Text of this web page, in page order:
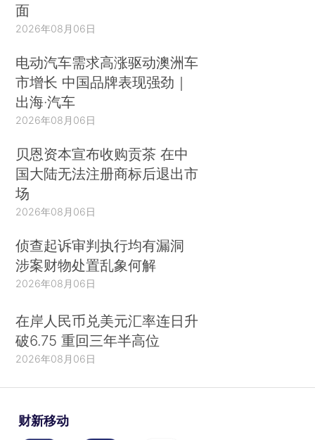
面
2026年08月06日
电动汽车需求高涨驱动澳洲车
市增长 中国品牌表现强劲｜
出海·汽车
2026年08月06日
贝恩资本宣布收购贡茶 在中
国大陆无法注册商标后退出市
场
2026年08月06日
侦查起诉审判执行均有漏洞
涉案财物处置乱象何解
2026年08月06日
在岸人民币兑美元汇率连日升
破6.75 重回三年半高位
2026年08月06日
财新移动